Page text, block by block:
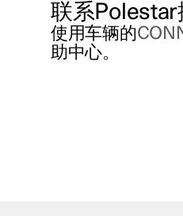
联系Polestar
使用车辆的
助中心。